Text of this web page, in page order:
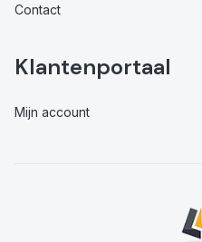
Contact
Klantenportaal
Mijn account